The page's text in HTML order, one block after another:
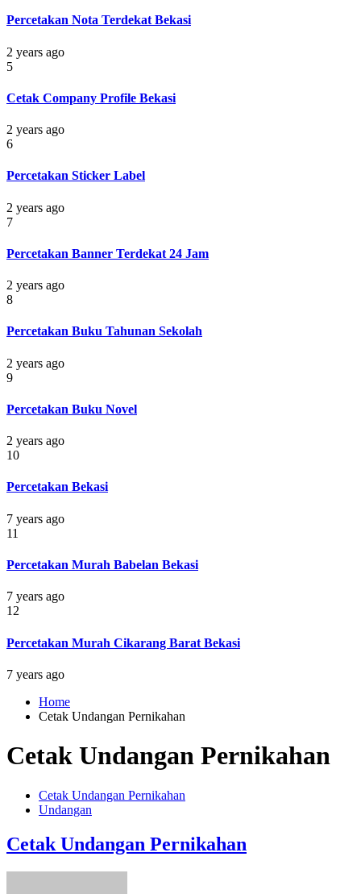
Percetakan Nota Terdekat Bekasi
2 years ago
5
Cetak Company Profile Bekasi
2 years ago
6
Percetakan Sticker Label
2 years ago
7
Percetakan Banner Terdekat 24 Jam
2 years ago
8
Percetakan Buku Tahunan Sekolah
2 years ago
9
Percetakan Buku Novel
2 years ago
10
Percetakan Bekasi
7 years ago
11
Percetakan Murah Babelan Bekasi
7 years ago
12
Percetakan Murah Cikarang Barat Bekasi
7 years ago
Home
Cetak Undangan Pernikahan
Cetak Undangan Pernikahan
Cetak Undangan Pernikahan
Undangan
Cetak Undangan Pernikahan